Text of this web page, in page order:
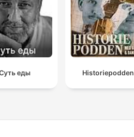
еды Historiepodden